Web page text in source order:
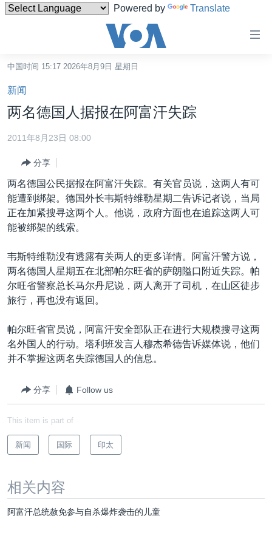
Powered by Translate
碍
链
接
跳
转
容
跳
转
到
跳
到
索
港澳
国际
最新国际新闻
印太
中东
欧洲
非洲
全球议题
分类新闻
经济·金融·贸易
人权·法律·宗教
科教·文娱·体健
军事
环境
美中关系
热点专题
白宫要闻
国会报道
美国建国250周年
埃博拉疫情
美国之音专访
重要讲话与声明
南中国海争端
关注新疆
GEN Z 看美国
VOA视频
VOA今日焦点
关注我们
其他语言网站
中国时间 15:17 2026年8月9日 星期日
新闻
两名德国人据报在阿富汗失踪
2011年8月23日 08:00
分享
两名德国公民据报在阿富汗失踪。有关官员说，这两人有可
能遭到绑架。德国外长韦斯特维勒星期二告诉记者说，当局
正在加紧搜寻这两个人。他说，政府方面也在追踪这两人可
能被绑架的线索。
韦斯特维勒没有透露有关两人的更多详情。阿富汗警方说，
两名德国人星期五在北部帕尔旺省的萨朗隘口附近失踪。帕
尔旺省警察总长马尔丹尼说，两人离开了司机，在山区徒步
旅行，再也没有返回。
帕尔旺省官员说，阿富汗安全部队正在进行大规模搜寻这两
名外国人的行动。塔利班发言人穆杰希德告诉媒体说，他们
并不掌握这两名失踪德国人的信息。
分享 Follow us
This item is part of
新闻 国际 印太
相关内容
阿富汗总统赦免参与自杀爆炸袭击的儿童